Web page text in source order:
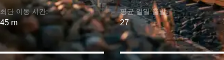
최단 이동 시간:
45 m
평균 일일 출발:
27